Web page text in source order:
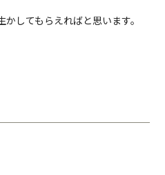
してもらえればと思います。